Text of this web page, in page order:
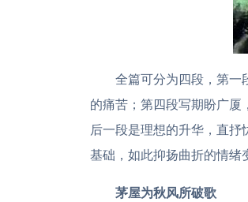
全篇可分为四段，第一
的痛苦；第四段写期盼广厦
后一段是理想的升华，直
基础，如此抑扬曲折的情绪
茅屋为秋风所破歌